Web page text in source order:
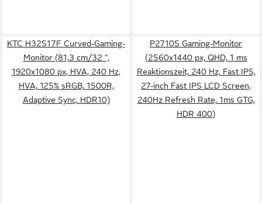
KTC H32S17F Curved-Gaming-
Monitor (81,3 cm/32 ",
1920x1080 px, HVA, 240 Hz,
HVA, 125% sRGB, 1500R,
Adaptive Sync, HDR10)
P2710S Gaming-Monitor
(2560x1440 px, QHD, 1 ms
Reaktionszeit, 240 Hz, Fast IPS,
27-inch Fast IPS LCD Screen,
240Hz Refresh Rate, 1ms GTG,
HDR 400)